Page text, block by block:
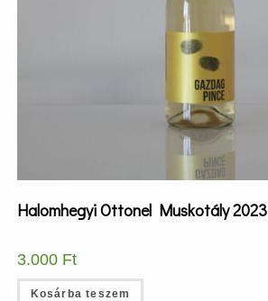
Halomhegyi Ottonel Muskotály 2023
3.000 Ft
Kosárba teszem